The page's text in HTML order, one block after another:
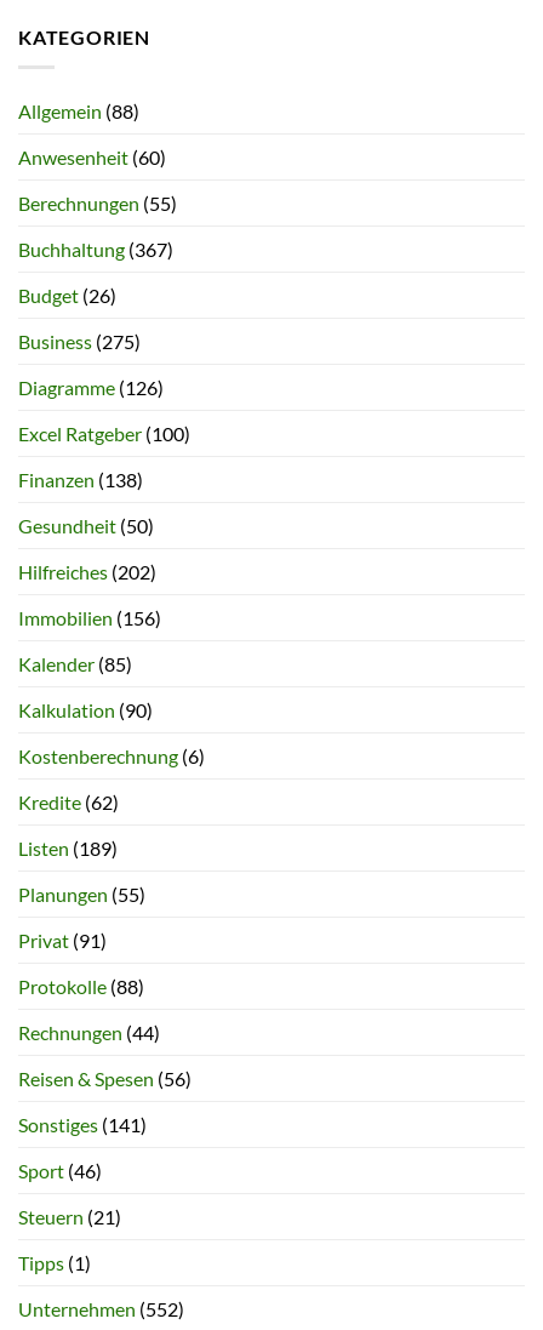
KATEGORIEN
Allgemein (88)
Anwesenheit (60)
Berechnungen (55)
Buchhaltung (367)
Budget (26)
Business (275)
Diagramme (126)
Excel Ratgeber (100)
Finanzen (138)
Gesundheit (50)
Hilfreiches (202)
Immobilien (156)
Kalender (85)
Kalkulation (90)
Kostenberechnung (6)
Kredite (62)
Listen (189)
Planungen (55)
Privat (91)
Protokolle (88)
Rechnungen (44)
Reisen & Spesen (56)
Sonstiges (141)
Sport (46)
Steuern (21)
Tipps (1)
Unternehmen (552)